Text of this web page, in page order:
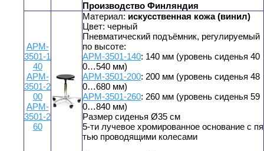
Производство Финляндия
АРМ-
3501-1
40
АРМ-
3501-2
00
АРМ-
3501-2
60
Материал: искусственная кожа (винил)
Цвет: черный
Пневматический подъёмник, регулируемый
по высоте:
АРМ-3501-140: 140 мм (уровень сиденья 40
0…540 мм)
АРМ-3501-200: 200 мм (уровень сиденья 48
0…680 мм)
АРМ-3501-260: 260 мм (уровень сиденья 59
0…840 мм)
Размер сиденья Ø35 см
5-ти лучевое хромированное основание с пя
тью проводящими колесами